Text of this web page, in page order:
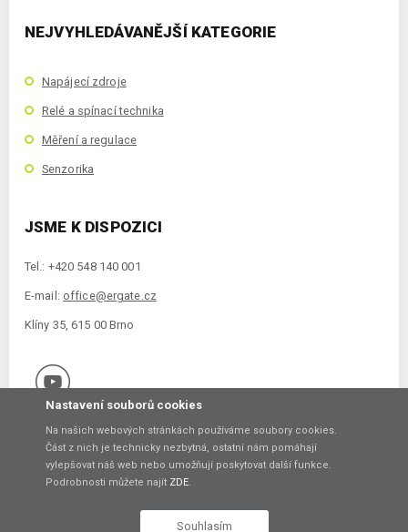
NEJVYHLEDÁVANĚJŠÍ KATEGORIE
Napájecí zdroje
Relé a spínací technika
Měření a regulace
Senzorika
JSME K DISPOZICI
Tel.: +420 548 140 001
E-mail: office@ergate.cz
Klíny 35, 615 00 Brno
Copyright © 2021 ERGATE Automation s.r.o., Klíny 35, 61500 Brno
Nastavení souborů cookies
Na našich webových stránkách používáme soubory cookies.
Část z nich je technicky nezbytná, ostatní nám pomáhají
vylepšovat náš web nebo umožňují poskytovat další funkce.
Podrobnosti můžete najít ZDE.
Souhlasím